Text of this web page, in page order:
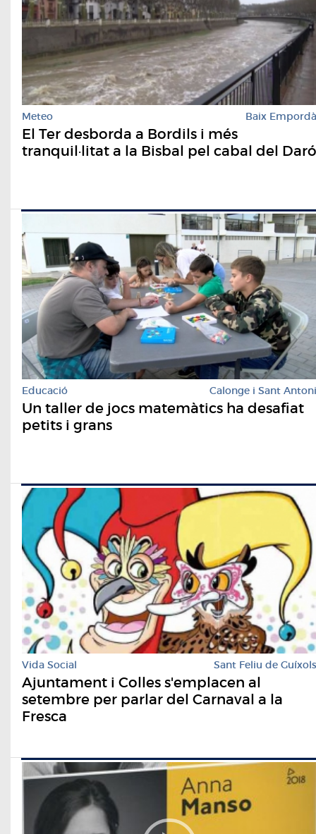
Meteo Baix Empordà
El Ter desborda a Bordils i més
tranquil·litat a la Bisbal pel cabal del Daró
Educació Calonge i Sant Antoni
Un taller de jocs matemàtics ha desafiat
petits i grans
Vida Social Sant Feliu de Guíxols
Ajuntament i Colles s'emplacen al
setembre per parlar del Carnaval a la
Fresca